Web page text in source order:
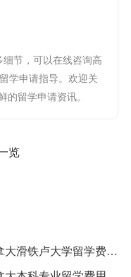
节，可以在线咨询高
学申请指导。欢迎关
的留学申请资讯。
览
大滑铁卢大学留学费用